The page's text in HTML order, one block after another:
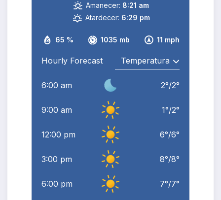
65 % 1035 mb 11 mph
Amanecer: 8:21 am
Atardecer: 6:29 pm
Hourly Forecast
6:00 am 2°/2°
9:00 am 1°/2°
12:00 pm 6°/6°
3:00 pm 8°/8°
6:00 pm 7°/7°